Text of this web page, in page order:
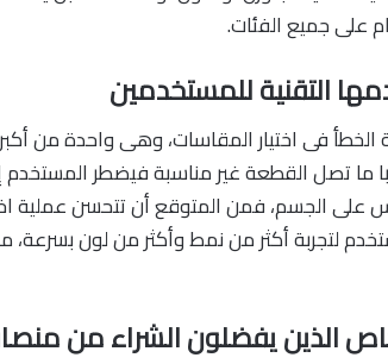
على جميع الفئات.
التقنية للمستخدمين
فى اختيار المقاسات، وهى واحدة من
ما تصل القطعة غير مناسبة فيضطر
على الجسم، فمن المتوقع أن تتحسن عملية
لتجربة أكثر من نمط وأكثر من لون بسرعة،
الذين يفضلون الشراء من